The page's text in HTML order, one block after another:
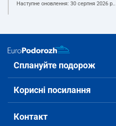
Наступне оновлення: 30 серпня 2026 р..
Сплануйте подорож
Корисні посилання
Контакт